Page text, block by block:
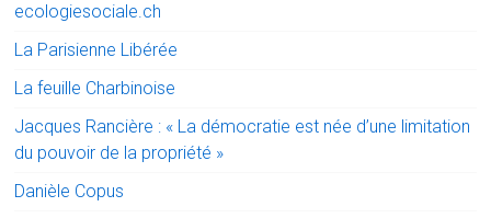
ecologiesociale.ch
La Parisienne Libérée
La feuille Charbinoise
Jacques Rancière : « La démocratie est née d’une limitation
du pouvoir de la propriété »
Danièle Copus